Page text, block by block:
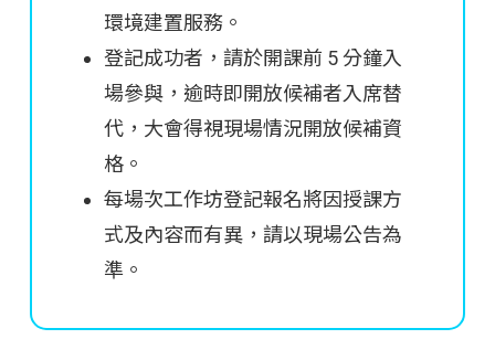
環境建置服務。
登記成功者，請於開課前 5 分鐘入
場參與，逾時即開放候補者入席替
代，大會得視現場情況開放候補資
格。
每場次工作坊登記報名將因授課方
式及內容而有異，請以現場公告為
準。